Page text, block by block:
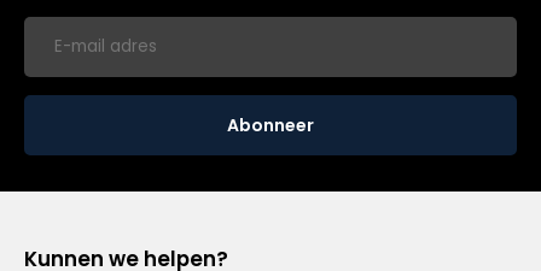
Abonneer
Kunnen we helpen?